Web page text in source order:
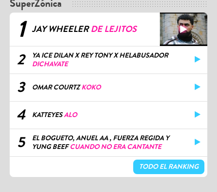
SuperZónica
1 JAY WHEELERDE LEJITOS
2
YA ICE DILAN X REY TONY X HELABUSADOR
DICHAVATE
3 OMAR COURTZKOKO
4 KATTEYESALO
5
EL BOGUETO, ANUEL AA , FUERZA REGIDA Y
YUNG BEEFCUANDO NO ERA CANTANTE
TODO EL RANKING